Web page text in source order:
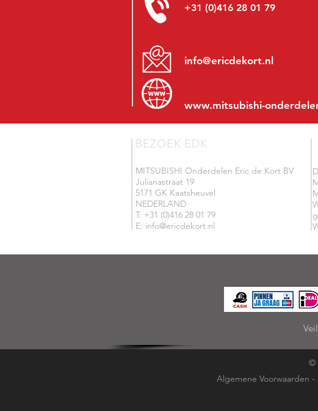
+31 (0)416 28 01 79
info@ericdekort.nl
www.mitsubishi-
BEZOEK EDK
MITSUBISHI Onderdelen Eric de Kort BV
Julianastraat 19
5171 GK Kaatsheuvel
NEDERLAND
T: +31 (0)416 28 01 79
E: info@ericdekort.nl
©
Algemene Voorwaarden -